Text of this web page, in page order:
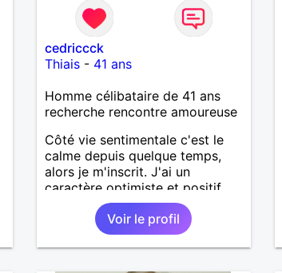
cedriccck
Thiais- 41 ans
Homme célibataire de 41 ans
recherche rencontre amoureuse
Côté vie sentimentale c'est le
calme depuis quelque temps,
alors je m'inscrit. J'ai un
caractère optimiste et positif,
souple, je sais écouter,
comprendre et analyser,
altruiste et empathique, j'adore
le second degré, plutôt
Voir le profil